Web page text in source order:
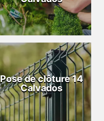
Pose de clôture 14
Calvados